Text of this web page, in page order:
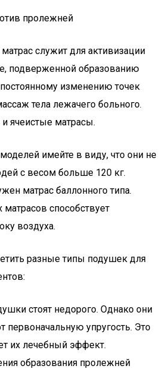
пролежней
служит для активизации
подверженной образованию
изменению точек
тела лежачего больного.
ячеистые матрасы.
имейте в виду, что они не
с весом больше 120 кг.
матрас баллонного типа.
способствует
воздуха.
разные типы подушек для
стоят недорого. Однако они
первоначальную упругость. Это
их лечебный эффект.
образования пролежней